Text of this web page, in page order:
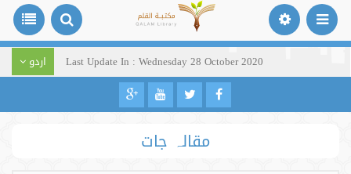
Last Update In : Wednesday 28 October 2020 اردو
مقالہ جات